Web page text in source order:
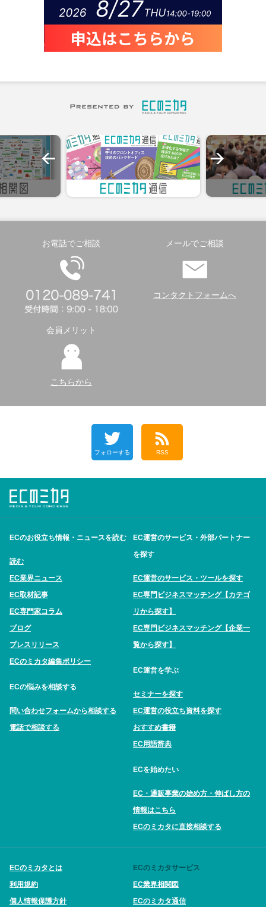
お電話でご相談 メールでご相談
コンタクトフォームへ
会員メリット
こちらから
フォローする RSS
ECのお役立ち情報・ニュースを読む
読む
EC業界ニュース
EC取材記事
EC専門家コラム
ブログ
プレスリリース
ECのミカタ編集ポリシー
ECの悩みを相談する
問い合わせフォームから相談する
電話で相談する
EC運営のサービス・外部パートナー
を探す
EC運営のサービス・ツールを探す
EC専門ビジネスマッチング【カテゴ
リから探す】
EC専門ビジネスマッチング【企業一
覧から探す】
EC運営を学ぶ
セミナーを探す
EC運営の役立ち資料を探す
おすすめ書籍
EC用語辞典
ECを始めたい
EC・通販事業の始め方・伸ばし方の
情報はこちら
ECのミカタに直接相談する
ECのミカタとは
利用規約
個人情報保護方針
ECのミカタサービス
EC業界相関図
ECのミカタ通信